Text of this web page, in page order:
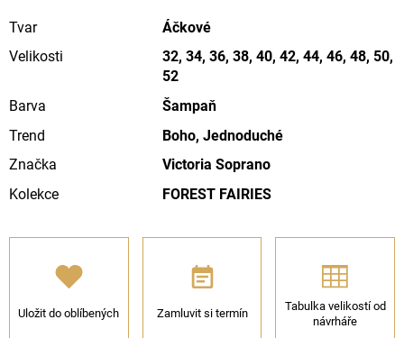
Tvar
Áčkové
Velikosti
32, 34, 36, 38, 40, 42, 44, 46, 48, 50,
52
Barva
Šampaň
Trend
Boho, Jednoduché
Značka
Victoria Soprano
Kolekce
FOREST FAIRIES
Uložit do oblíbených Zamluvit si termín
Tabulka velikostí od
návrháře